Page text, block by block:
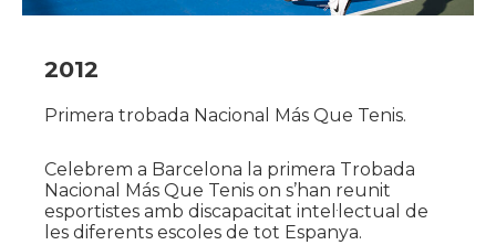
2012
Primera trobada Nacional Más Que Tenis.
Celebrem a Barcelona la primera Trobada
Nacional Más Que Tenis on s’han reunit
esportistes amb discapacitat intel·lectual de
les diferents escoles de tot Espanya.